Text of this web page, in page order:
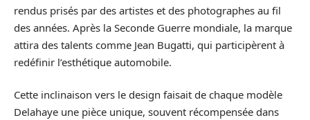
rendus prisés par des artistes et des photographes au fil
des années. Après la Seconde Guerre mondiale, la marque
attira des talents comme Jean Bugatti, qui participèrent à
redéfinir l’esthétique automobile.
Cette inclinaison vers le design faisait de chaque modèle
Delahaye une pièce unique, souvent récompensée dans